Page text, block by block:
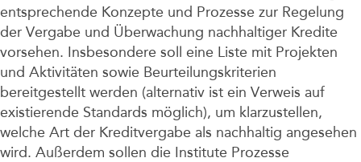
entsprechende Konzepte und Prozesse zur Regelung
der Vergabe und Überwachung nachhaltiger Kredite
vorsehen. Insbesondere soll eine Liste mit Projekten
und Aktivitäten sowie Beurteilungskriterien
bereitgestellt werden (alternativ ist ein Verweis auf
existierende Standards möglich), um klarzustellen,
welche Art der Kreditvergabe als nachhaltig angesehen
wird. Außerdem sollen die Institute Prozesse